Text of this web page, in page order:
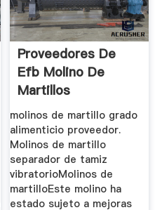
Proveedores De
Efb Molino De
Martillos
molinos de martillo grado
alimenticio proveedor.
Molinos de martillo
separador de tamiz
vibratorioMolinos de
martilloEste molino ha
estado sujeto a mejoras